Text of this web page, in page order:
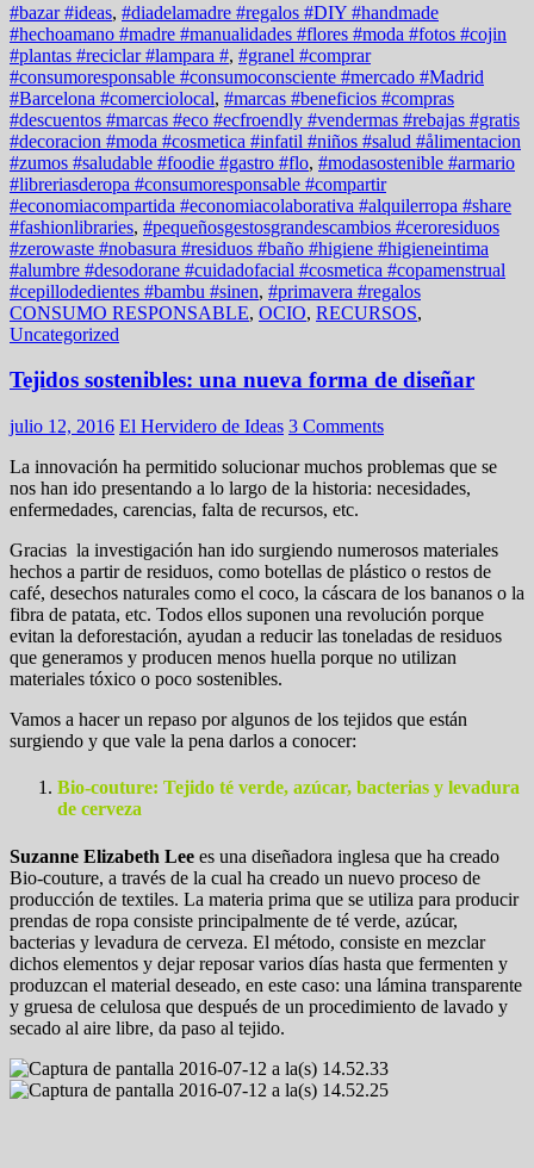
#bazar #ideas, #diadelamadre #regalos #DIY #handmade
#hechoamano #madre #manualidades #flores #moda #fotos #cojin
#plantas #reciclar #lampara #, #granel #comprar
#consumoresponsable #consumoconsciente #mercado #Madrid
#Barcelona #comerciolocal, #marcas #beneficios #compras
#descuentos #marcas #eco #ecfroendly #vendermas #rebajas #gratis
#decoracion #moda #cosmetica #infatil #niños #salud #ålimentacion
#zumos #saludable #foodie #gastro #flo, #modasostenible #armario
#libreriasderopa #consumoresponsable #compartir
#economiacompartida #economiacolaborativa #alquilerropa #share
#fashionlibraries, #pequeñosgestosgrandescambios #ceroresiduos
#zerowaste #nobasura #residuos #baño #higiene #higieneintima
#alumbre #desodorane #cuidadofacial #cosmetica #copamenstrual
#cepillodedientes #bambu #sinen, #primavera #regalos
CONSUMO RESPONSABLE, OCIO, RECURSOS,
Uncategorized
Tejidos sostenibles: una nueva forma de diseñar
julio 12, 2016 El Hervidero de Ideas 3 Comments
La innovación ha permitido solucionar muchos problemas que se
nos han ido presentando a lo largo de la historia: necesidades,
enfermedades, carencias, falta de recursos, etc.
Gracias la investigación han ido surgiendo numerosos materiales
hechos a partir de residuos, como botellas de plástico o restos de
café, desechos naturales como el coco, la cáscara de los bananos o la
fibra de patata, etc. Todos ellos suponen una revolución porque
evitan la deforestación, ayudan a reducir las toneladas de residuos
que generamos y producen menos huella porque no utilizan
materiales tóxico o poco sostenibles.
Vamos a hacer un repaso por algunos de los tejidos que están
surgiendo y que vale la pena darlos a conocer:
Bio-couture: Tejido té verde, azúcar, bacterias y levadura
de cerveza
Suzanne Elizabeth Lee es una diseñadora inglesa que ha creado
Bio-couture, a través de la cual ha creado un nuevo proceso de
producción de textiles. La materia prima que se utiliza para producir
prendas de ropa consiste principalmente de té verde, azúcar,
bacterias y levadura de cerveza. El método, consiste en mezclar
dichos elementos y dejar reposar varios días hasta que fermenten y
produzcan el material deseado, en este caso: una lámina transparente
y gruesa de celulosa que después de un procedimiento de lavado y
secado al aire libre, da paso al tejido.